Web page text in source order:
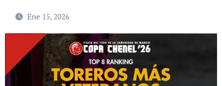
Ene 15, 2026